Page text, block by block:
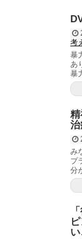
考
暴
あ
暴
み
プ
分
い